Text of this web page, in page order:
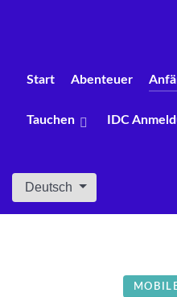
Start Abenteuer
Tauchen IDC
Sprache auswählen
Deutsch